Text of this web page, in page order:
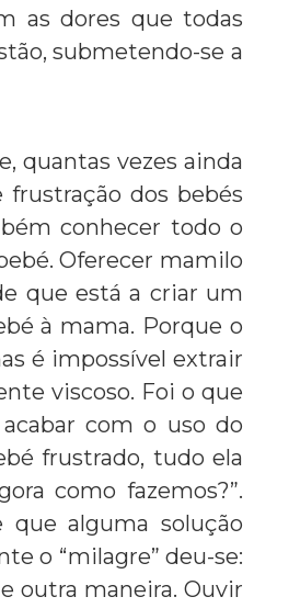
as dores que todas
submetendo-se a
quantas vezes ainda
dos bebés
conhecer todo o
Oferecer mamilo
que está a criar um
à mama. Porque o
é impossível extrair
viscoso. Foi o que
com o uso do
frustrado, tudo ela
como fazemos?”.
alguma solução
o “milagre” deu-se:
outra maneira. Ouvir